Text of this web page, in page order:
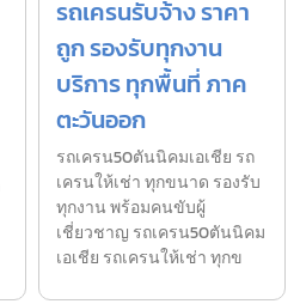
รถเครนรับจ้าง ราคา
ถูก รองรับทุกงาน
บริการ ทุกพื้นที่ ภาค
ตะวันออก
รถเครน50ตันนิคมเอเชีย รถ
เครนให้เช่า ทุกขนาด รองรับ
ทุกงาน พร้อมคนขับผู้
เชี่ยวชาญ รถเครน50ตันนิคม
เอเชีย รถเครนให้เช่า ทุกข